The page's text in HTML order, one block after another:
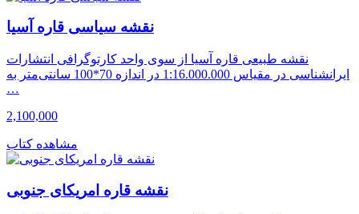
نقشه سیاسی قاره آسیا
نقشه طبیعی قاره آسیا از سوی واحد کارتوگرافی انتشارات
ایرانشناسی در مقیاس 1:16.000.000 در اندازه 70*100 سانتی‌متر به
…
2,100,000
مشاهده کتاب
نقشه قاره امریکای جنوبی